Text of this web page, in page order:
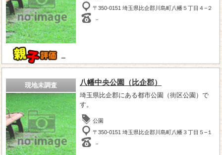
－
〒350-0151 埼玉県比企郡川島町八幡５丁目４−２
－
現地未調査 八幡中央公園（比企郡）
埼玉県比企郡にある都市公園（街区公園）で
す。
公園
〒350-0151 埼玉県比企郡川島町八幡３丁目５−１
－